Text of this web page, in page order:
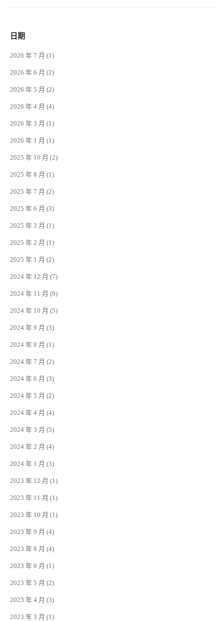
日期
2026 年 7 月 (1)
2026 年 6 月 (2)
2026 年 5 月 (2)
2026 年 4 月 (4)
2026 年 3 月 (1)
2026 年 1 月 (1)
2025 年 10 月 (2)
2025 年 8 月 (1)
2025 年 7 月 (2)
2025 年 6 月 (3)
2025 年 3 月 (1)
2025 年 2 月 (1)
2025 年 1 月 (2)
2024 年 12 月 (7)
2024 年 11 月 (9)
2024 年 10 月 (5)
2024 年 9 月 (3)
2024 年 8 月 (1)
2024 年 7 月 (2)
2024 年 6 月 (3)
2024 年 5 月 (2)
2024 年 4 月 (4)
2024 年 3 月 (5)
2024 年 2 月 (4)
2024 年 1 月 (3)
2023 年 12 月 (1)
2023 年 11 月 (1)
2023 年 10 月 (1)
2023 年 9 月 (4)
2023 年 8 月 (4)
2023 年 6 月 (1)
2023 年 5 月 (2)
2023 年 4 月 (3)
2023 年 3 月 (1)